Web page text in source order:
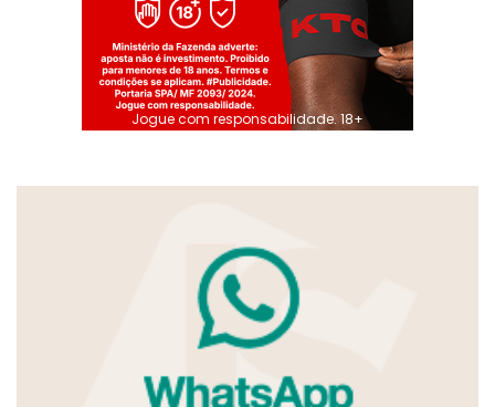
Jogue com responsabilidade. 18+